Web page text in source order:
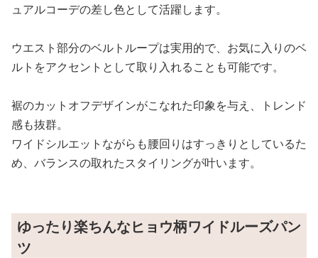
ュアルコーデの差し色として活躍します。
ウエスト部分のベルトループは実用的で、お気に入りのベ
ルトをアクセントとして取り入れることも可能です。
裾のカットオフデザインがこなれた印象を与え、トレンド
感も抜群。
ワイドシルエットながらも腰回りはすっきりとしているた
め、バランスの取れたスタイリングが叶います。
ゆったり楽ちんなヒョウ柄ワイドルーズパン
ツ